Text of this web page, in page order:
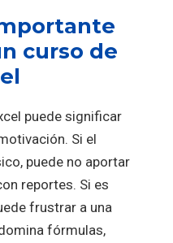
curso de
puede significar
Si el
puede no aportar
reportes. Si es
frustrar a una
fórmulas,